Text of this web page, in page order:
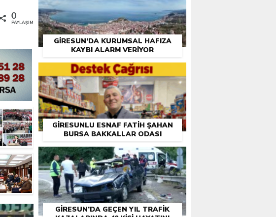
0
PAYLAŞIMLAR
GIRESUN’DA KURUMSAL HAFIZA
KAYBI ALARM VERIYOR
GIRESUNLU ESNAF FATIH ŞAHAN
BURSA BAKKALLAR ODASI
GIRESUN’DA GEÇEN YIL TRAFIK